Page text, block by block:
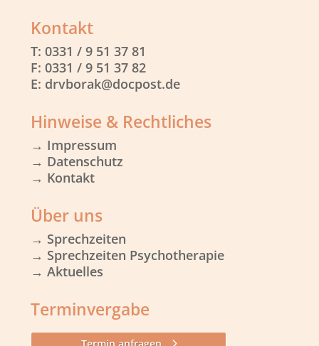
Kontakt
T: 0331 / 9 51 37 81
F: 0331 / 9 51 37 82
E: drvborak@docpost.de
Hinweise & Rechtliches
→ Impressum
→ Datenschutz
→ Kontakt
Über uns
→ Sprechzeiten
→ Sprechzeiten Psychotherapie
→ Aktuelles
Terminvergabe